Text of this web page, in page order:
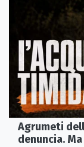
Agrumeti
denuncia.